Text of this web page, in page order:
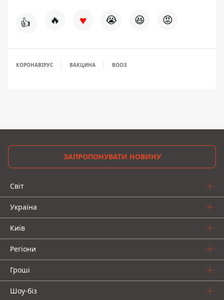
👍 🔥 ♥ 😭 😆 😡
КОРОНАВІРУС ВАКЦИНА ВООЗ
ЗАПРОПОНУВАТИ НОВИНУ
Світ
Україна
Київ
Регіони
Гроші
Шоу-біз